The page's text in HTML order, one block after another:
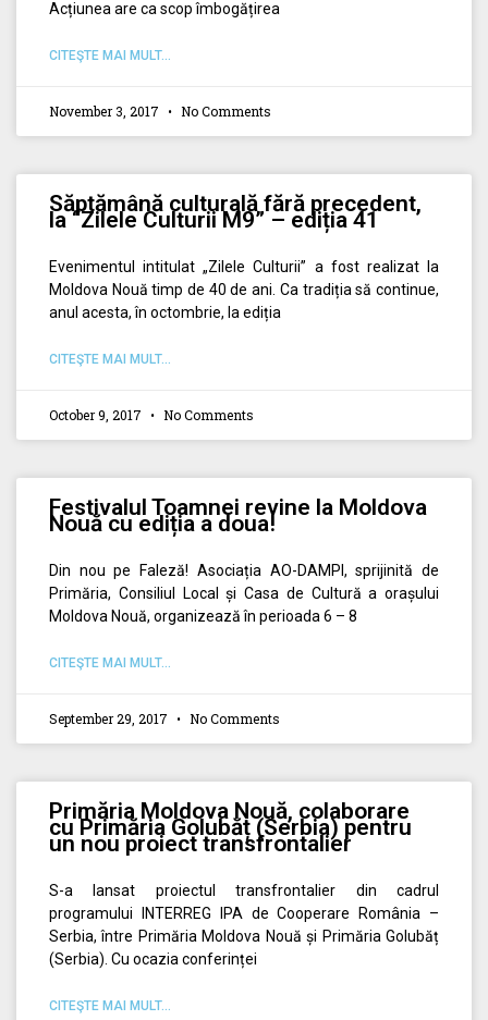
Acțiunea are ca scop îmbogățirea
CITEŞTE MAI MULT...
November 3, 2017 No Comments
Săptămână culturală fără precedent,
la “Zilele Culturii M9” – ediția 41
Evenimentul intitulat „Zilele Culturii” a fost realizat la
Moldova Nouă timp de 40 de ani. Ca tradiția să continue,
anul acesta, în octombrie, la ediția
CITEŞTE MAI MULT...
October 9, 2017 No Comments
Festivalul Toamnei revine la Moldova
Nouă cu ediția a doua!
Din nou pe Faleză! Asociația AO-DAMPI, sprijinită de
Primăria, Consiliul Local și Casa de Cultură a orașului
Moldova Nouă, organizează în perioada 6 – 8
CITEŞTE MAI MULT...
September 29, 2017 No Comments
Primăria Moldova Nouă, colaborare
cu Primăria Golubăț (Serbia) pentru
un nou proiect transfrontalier
S-a lansat proiectul transfrontalier din cadrul
programului INTERREG IPA de Cooperare România –
Serbia, între Primăria Moldova Nouă și Primăria Golubăț
(Serbia). Cu ocazia conferinței
CITEŞTE MAI MULT...